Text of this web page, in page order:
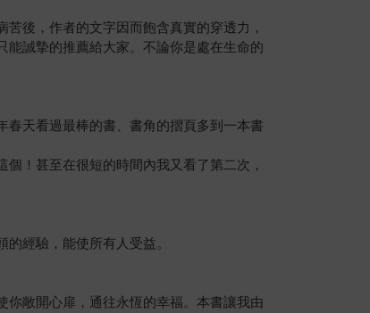
後，作者的文字因而飽含真實的穿透力，
誠摯的推薦給大家。不論你是處在生命的
天看過最棒的書、書角的摺頁多到一本書
！甚至在很短的時間內我又看了第二次，
經驗，能使所有人受益。
你敞開心扉，通往永恆的幸福。本書讓我由